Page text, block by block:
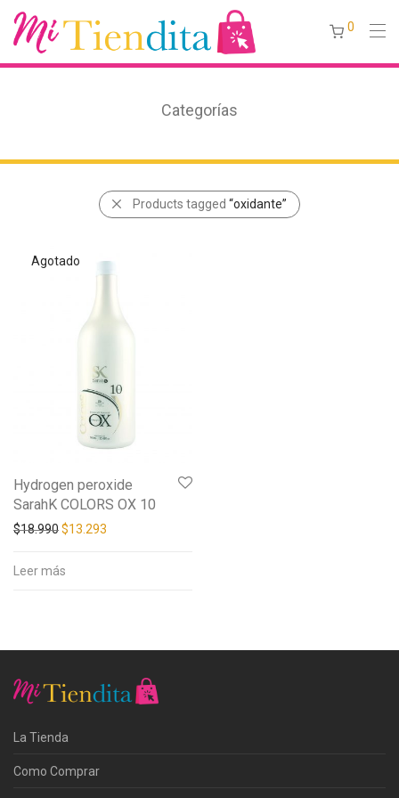
0
Categorías
Products tagged “oxidante”
Hydrogen peroxide
SarahK COLORS OX 10
$18.990$13.293
Leer más
La Tienda
Como Comprar